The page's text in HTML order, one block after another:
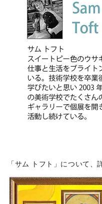
「サム トフト」について、